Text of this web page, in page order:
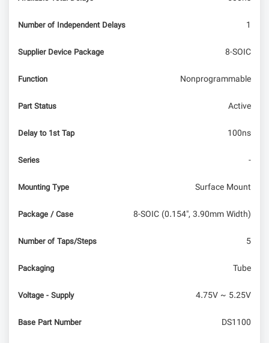
Number of Independent Delays 1
Supplier Device Package 8-SOIC
Function Nonprogrammable
Part Status Active
Delay to 1st Tap 100ns
Series -
Mounting Type Surface Mount
Package / Case 8-SOIC (0.154", 3.90mm Width)
Number of Taps/Steps 5
Packaging Tube
Voltage - Supply 4.75V ~ 5.25V
Base Part Number DS1100